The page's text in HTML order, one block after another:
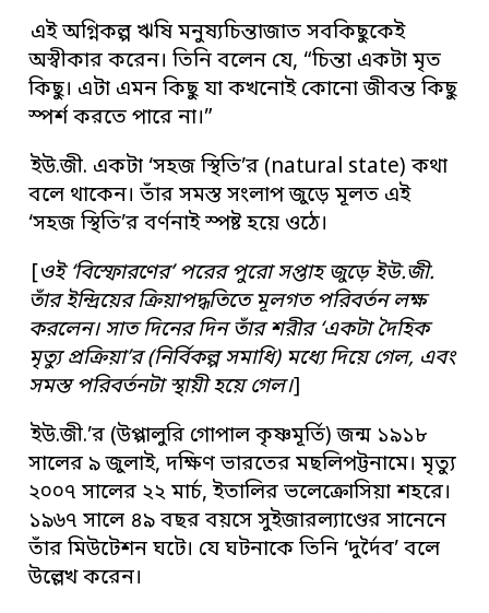
এই অগ্নিকল্প ঋষি মনুষ্যচিন্তাজাত সবকিছুকেই
অস্বীকার করেন। তিনি বলেন যে, “চিন্তা একটা মৃত
কিছু। এটা এমন কিছু যা কখনোই কোনো জীবন্ত কিছু
স্পর্শ করতে পারে না।”
ইউ.জী. একটা ‘সহজ স্থিতি’র (natural state) কথা
বলে থাকেন। তাঁর সমস্ত সংলাপ জুড়ে মূলত এই
‘সহজ স্থিতি’র বর্ণনাই স্পষ্ট হয়ে ওঠে।
[ওই ‘বিস্ফোরণের’ পরের পুরো সপ্তাহ জুড়ে ইউ.জী.
তাঁর ইন্দ্রিয়ের ক্রিয়াপদ্ধতিতে মূলগত পরিবর্তন লক্ষ
করলেন। সাত দিনের দিন তাঁর শরীর ‘একটা দৈহিক
মৃত্যু প্রক্রিয়া’র (নির্বিকল্প সমাধি) মধ্যে দিয়ে গেল, এবং
সমস্ত পরিবর্তনটা স্থায়ী হয়ে গেল।]
ইউ.জী.’র (উপ্পালুরি গোপাল কৃষ্ণমূর্তি) জন্ম ১৯১৮
সালের ৯ জুলাই, দক্ষিণ ভারতের মছলিপট্টনামে। মৃত্যু
২০০৭ সালের ২২ মার্চ, ইতালির ভলেক্রোসিয়া শহরে।
১৯৬৭ সালে ৪৯ বছর বয়সে সুইজারল্যাণ্ডের সানেনে
তাঁর মিউটেশন ঘটে। যে ঘটনাকে তিনি ‘দুর্দৈব’ বলে
উল্লেখ করেন।